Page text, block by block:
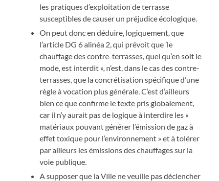
les pratiques d’exploitation de terrasse
susceptibles de causer un préjudice écologique.
On peut donc en déduire, logiquement, que
l’article DG 6 alinéa 2, qui prévoit que ’le
chauffage des contre-terrasses, quel qu’en soit le
mode, est interdit », n’est, dans le cas des contre-
terrasses, que la concrétisation spécifique d’une
règle à vocation plus générale. C’est d’ailleurs
bien ce que confirme le texte pris globalement,
car il n’y aurait pas de logique à interdire les «
matériaux pouvant générer l’émission de gaz à
effet toxique pour l’environnement » et à tolérer
par ailleurs les émissions des chauffages sur la
voie publique.
A supposer que la Ville ne veuille pas déclencher